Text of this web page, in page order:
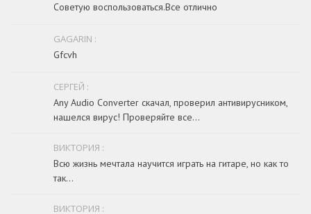
Советую воспользоваться.Все отлично
GAGARIN :
Gfcvh
СЕРГЕЙ :
Any Audio Converter скачал, проверил антивирусником,
нашелся вирус! Проверяйте все...
ВИКТОРИЯ :
Всю жизнь мечтала научится играть на гитаре, но как то
так...
ВИКТОРИЯ :